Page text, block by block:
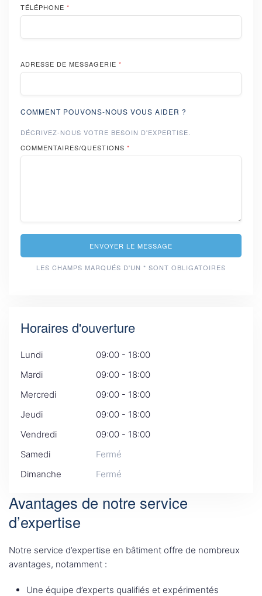
TÉLÉPHONE *
ADRESSE DE MESSAGERIE *
COMMENT POUVONS-NOUS VOUS AIDER ?
DÉCRIVEZ-NOUS VOTRE BESOIN D'EXPERTISE.
COMMENTAIRES/QUESTIONS *
ENVOYER LE MESSAGE
LES CHAMPS MARQUÉS D'UN * SONT OBLIGATOIRES
Horaires d'ouverture
Lundi
09:00 - 18:00
Mardi
09:00 - 18:00
Mercredi
09:00 - 18:00
Jeudi
09:00 - 18:00
Vendredi
09:00 - 18:00
Samedi
Fermé
Dimanche
Fermé
Avantages de notre service
d’expertise
Notre service d’expertise en bâtiment offre de nombreux
avantages, notamment :
Une équipe d’experts qualifiés et expérimentés